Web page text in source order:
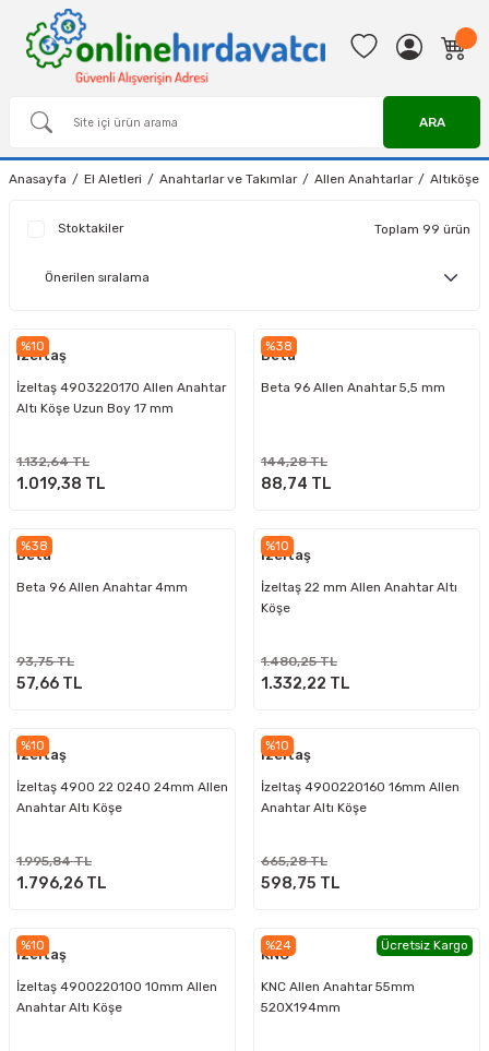
ARA
Anasayfa El Aletleri Anahtarlar ve Takımlar Allen Anahtarlar Altıköşe
Stoktakiler Toplam 99 ürün
%10
İzeltaş
İzeltaş 4903220170 Allen Anahtar
Altı Köşe Uzun Boy 17 mm
1.132,64 TL
1.019,38 TL
%38
Beta
Beta 96 Allen Anahtar 5,5 mm
144,28 TL
88,74 TL
%38
Beta
Beta 96 Allen Anahtar 4mm
93,75 TL
57,66 TL
%10
İzeltaş
İzeltaş 22 mm Allen Anahtar Altı
Köşe
1.480,25 TL
1.332,22 TL
%10
İzeltaş
İzeltaş 4900 22 0240 24mm Allen
Anahtar Altı Köşe
1.995,84 TL
1.796,26 TL
%10
İzeltaş
İzeltaş 4900220160 16mm Allen
Anahtar Altı Köşe
665,28 TL
598,75 TL
%10
İzeltaş
İzeltaş 4900220100 10mm Allen
Anahtar Altı Köşe
%24 Ücretsiz Kargo
KNC
KNC Allen Anahtar 55mm
520X194mm